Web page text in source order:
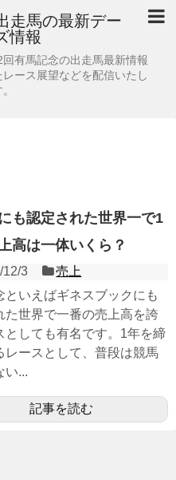
走馬の最新デー
情報
有馬記念の出走馬最新情報
ース展望などを配信いたし
も認定された世界一で1
高は一体いくら？
12/3
売上
といえばギネスブックにも
た世界で一番の売上高を誇
としても有名です。1年を締
レースとして、普段は競馬
い...
記事を読む